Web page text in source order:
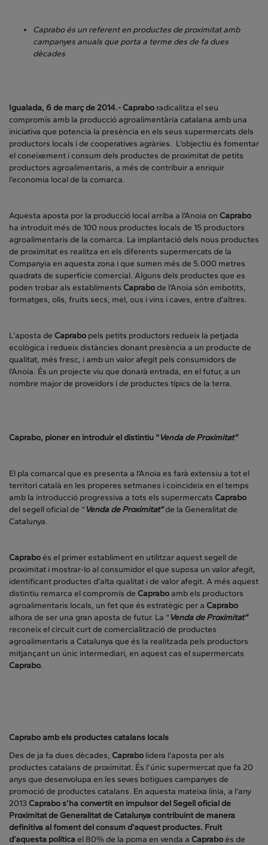
Caprabo és un referent en productes de proximitat amb
campanyes anuals que porta a terme des de fa dues
dècades
Igualada, 6 de març de 2014.- Caprabo radicalitza el seu
compromís amb la producció agroalimentària catalana amb una
iniciativa que potencia la presència en els seus supermercats dels
productors locals i de cooperatives agràries. L’objectiu és fomentar
el coneixement i consum dels productes de proximitat de petits
productors agroalimentaris, a més de contribuir a enriquir
l’economia local de la comarca.
Aquesta aposta por la producció local arriba a l’Anoia on Caprabo
ha introduït més de 100 nous productes locals de 15 productors
agroalimentaris de la comarca. La implantació dels nous productes
de proximitat es realitza en els diferents supermercats de la
Companyia en aquesta zona i que sumen més de 5.000 metres
quadrats de superfície comercial. Alguns dels productes que es
poden trobar als establiments Caprabode l’Anoia són embotits,
formatges, olis, fruits secs, mel, ous i vins i caves, entre d’altres.
L’aposta de Caprabo pels petits productors redueix la petjada
ecològica i redueix distàncies donant presència a un producte de
qualitat, més fresc, i amb un valor afegit pels consumidors de
l’Anoia. És un projecte viu que donarà entrada, en el futur, a un
nombre major de proveïdors i de productes típics de la terra.
Caprabo, pioner en introduir el distintiu “Venda de Proximitat”
El pla comarcal que es presenta a l’Anoia es farà extensiu a tot el
territori català en les properes setmanes i coincideix en el temps
amb la introducció progressiva a tots els supermercats Caprabo
del segell oficial de “Venda de Proximitat”de la Generalitat de
Catalunya.
Capraboés el primer establiment en utilitzar aquest segell de
proximitat i mostrar-lo al consumidor el que suposa un valor afegit,
identificant productes d’alta qualitat i de valor afegit. A més aquest
distintiu remarca el compromís de Capraboamb els productors
agroalimentaris locals, un fet que és estratègic per a Caprabo
alhora de ser una gran aposta de futur. La “Venda de Proximitat”
reconeix el circuit curt de comercialització de productes
agroalimentaris a Catalunya que és la realitzada pels productors
mitjançant un únic intermediari, en aquest cas el supermercats
Caprabo.
Caprabo amb els productes catalans locals
Des de ja fa dues dècades, Caprabo lidera l’aposta per als
productes catalans de proximitat. És l’únic supermercat que fa 20
anys que desenvolupa en les seves botigues campanyes de
promoció de productes catalans. En aquesta mateixa línia, a l’any
2013Caprabo s’ha convertit en impulsor del Segell oficial de
Proximitat de Generalitat de Catalunya contribuint de manera
definitiva al foment del consum d’aquest productes. Fruit
d’aquesta políticael 80% de la poma en venda a Capraboés de